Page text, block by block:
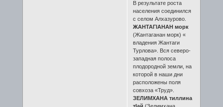
В результате роста
населения соединился
с селом Алхазурово.
ЖАНТАГӀАНАН морк
(Жантаганан морк) «
владения Жантаги
Турлова». Вся северо-
западная полоса
плодородной земли, на
которой в наши дни
расположены поля
совхоза «Труд».
ЗЕЛИМХАНА тиллина